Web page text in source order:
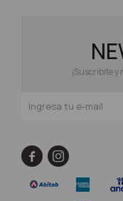
¡Suscribite
 